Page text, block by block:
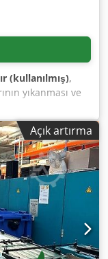
(kullanılmış),
yıkanması ve
marka bir
2, maks.
231 mm,
uzunluğu: 1100
mm. Makine
1100 mm,
sökülmüş ve
Dodpfx Aksy Hk
Açık artırma